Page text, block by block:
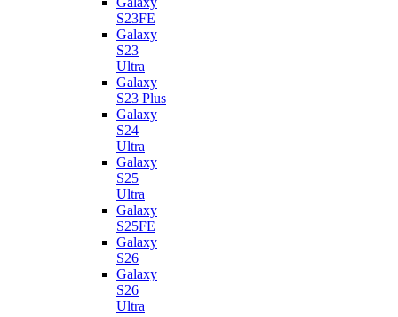
S23FE
Galaxy
S23
Ultra
Galaxy
S23 Plus
Galaxy
S24
Ultra
Galaxy
S25
Ultra
Galaxy
S25FE
Galaxy
S26
Galaxy
S26
Ultra